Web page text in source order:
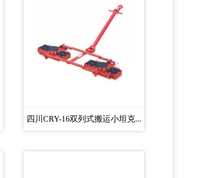
四川CRY-16双列式搬运小坦克...